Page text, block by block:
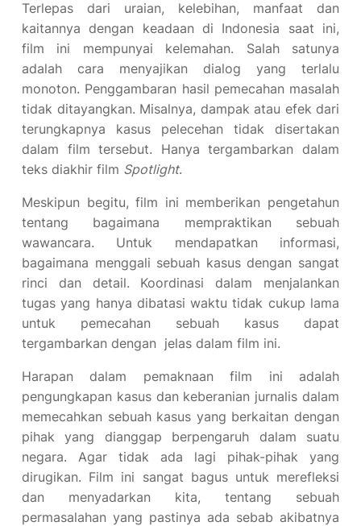
Terlepas dari uraian, kelebihan, manfaat dan
kaitannya dengan keadaan di Indonesia saat ini,
film ini mempunyai kelemahan. Salah satunya
adalah cara menyajikan dialog yang terlalu
monoton. Penggambaran hasil pemecahan masalah
tidak ditayangkan. Misalnya, dampak atau efek dari
terungkapnya kasus pelecehan tidak disertakan
dalam film tersebut. Hanya tergambarkan dalam
teks diakhir film Spotlight.
Meskipun begitu, film ini memberikan pengetahun
tentang bagaimana mempraktikan sebuah
wawancara. Untuk mendapatkan informasi,
bagaimana menggali sebuah kasus dengan sangat
rinci dan detail. Koordinasi dalam menjalankan
tugas yang hanya dibatasi waktu tidak cukup lama
untuk pemecahan sebuah kasus dapat
tergambarkan dengan jelas dalam film ini.
Harapan dalam pemaknaan film ini adalah
pengungkapan kasus dan keberanian jurnalis dalam
memecahkan sebuah kasus yang berkaitan dengan
pihak yang dianggap berpengaruh dalam suatu
negara. Agar tidak ada lagi pihak-pihak yang
dirugikan. Film ini sangat bagus untuk merefleksi
dan menyadarkan kita, tentang sebuah
permasalahan yang pastinya ada sebab akibatnya